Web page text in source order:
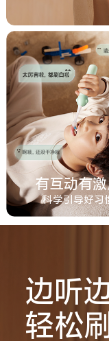
有互动有
科学引导好习
边听
轻松